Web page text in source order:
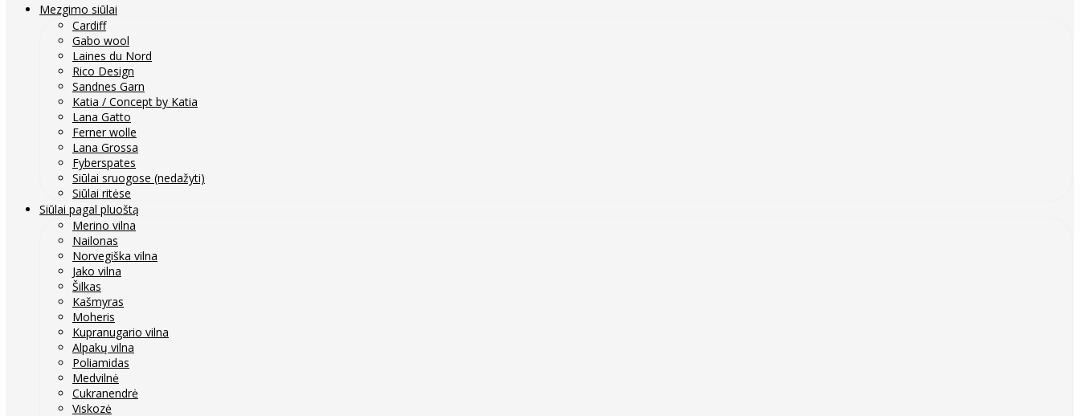
Mezgimo siūlai
Cardiff
Gabo wool
Laines du Nord
Rico Design
Sandnes Garn
Katia / Concept by Katia
Lana Gatto
Ferner wolle
Lana Grossa
Fyberspates
Siūlai sruogose (nedažyti)
Siūlai ritėse
Siūlai pagal pluoštą
Merino vilna
Nailonas
Norvegiška vilna
Jako vilna
Šilkas
Kašmyras
Moheris
Kupranugario vilna
Alpakų vilna
Poliamidas
Medvilnė
Cukranendrė
Viskozė